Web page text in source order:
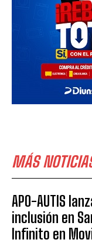
MÁS
APO-AUTIS
inclusión en
Infinito en